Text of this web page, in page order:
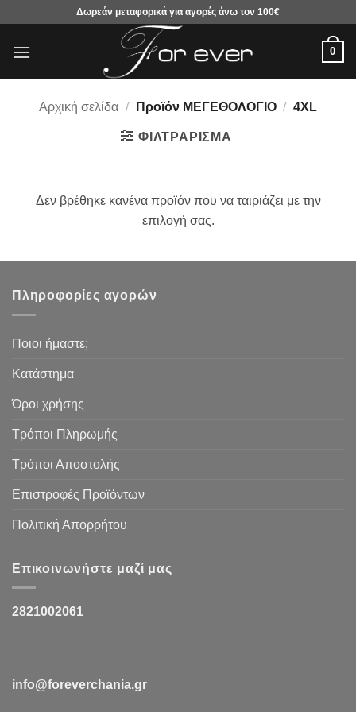
περιεχόμενο
Δωρεάν μεταφορικά για αγορές άνω τον 100€
0
Αρχική σελίδα / Προϊόν ΜΕΓΕΘΟΛΟΓΙΟ / 4XL
ΦΙΛΤΡΆΡΙΣΜΑ
Δεν βρέθηκε κανένα προϊόν που να ταιριάζει με την
επιλογή σας.
Πληροφορίες αγορών
Ποιοι ήμαστε;
Κατάστημα
Όροι χρήσης
Τρόποι Πληρωμής
Τρόποι Αποστολής
Επιστροφές Προϊόντων
Πολιτική Απορρήτου
Επικοινωνήστε μαζί μας
2821002061
info@foreverchania.gr